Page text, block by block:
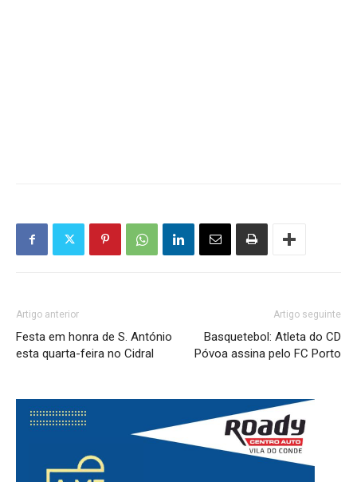
Artigo anterior
Festa em honra de S. António
esta quarta-feira no Cidral
Artigo seguinte
Basquetebol: Atleta do CD
Póvoa assina pelo FC Porto